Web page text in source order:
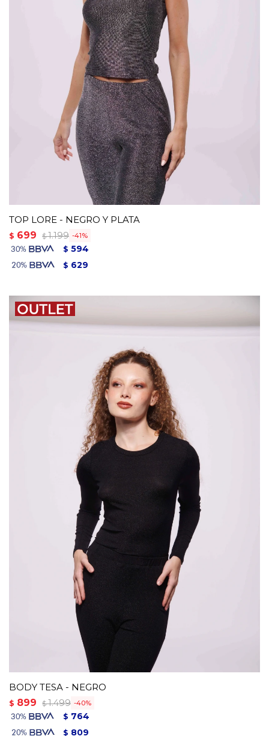
TOP LORE - NEGRO Y PLATA
$ 699 $ 1.199 41
$ 594
$ 629
BODY TESA - NEGRO
$ 899 $ 1.499 40
$ 764
$ 809